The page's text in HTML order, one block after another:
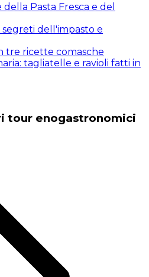
Pasta Fresca e del
segreti dell'impasto e
tre ricette comasche
tagliatelle e ravioli fatti in
tour enogastronomici